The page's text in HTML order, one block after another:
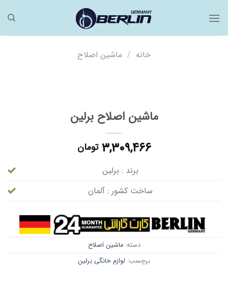
خانه / ماشین اصلاح
ماشین اصلاح برلین
۳,۳۰۹,۴۶۶ تومان
برند : برلین
ساخت کشور : آلمان
دسته:ماشین اصلاح
برچسب: لوازم خانگی برلین